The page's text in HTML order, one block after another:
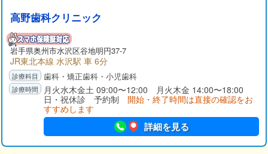
高野歯科クリニック
岩手県奥州市水沢区谷地明円37-7
JR東北本線 水沢駅 車 6分
歯科・矯正歯科・小児歯科
月火水木金土 09:00〜12:00 月火木金 14:00〜18:00
日・祝休診 予約制 開始・終了時間は直接の確認をお
すすめします
詳細を見る